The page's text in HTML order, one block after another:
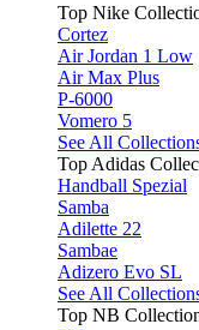
Top Nike
Cortez
Air Jordan 1 Low
Air Max Plus
P-6000
Vomero 5
See All
Top Adidas
Handball Spezial
Samba
Adilette 22
Sambae
Adizero Evo SL
See All
Top NB